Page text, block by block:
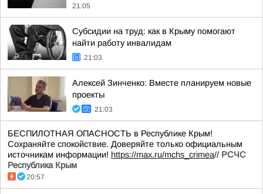
21:05
Субсидии на труд: как в Крыму помогают
найти работу инвалидам
21:03
Алексей Зинченко: Вместе планируем новые
проекты
21:03
БЕСПИЛОТНАЯ ОПАСНОСТЬ в Республике Крым!
Сохраняйте спокойствие. Доверяйте только официальным
источникам информации! https://max.ru/mchs_crimea// РСЧС
Республика Крым
20:57